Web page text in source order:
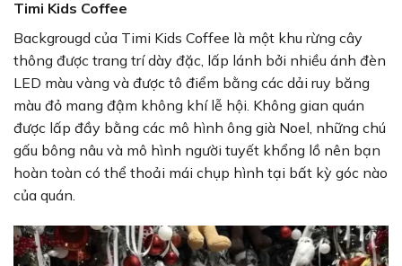
Timi Kids Coffee
Backgrougd của Timi Kids Coffee là một khu rừng cây
thông được trang trí dày đặc, lấp lánh bởi nhiều ánh đèn
LED màu vàng và được tô điểm bằng các dải ruy băng
màu đỏ mang đậm không khí lễ hội. Không gian quán
được lấp đầy bằng các mô hình ông già Noel, những chú
gấu bông nâu và mô hình người tuyết khổng lồ nên bạn
hoàn toàn có thể thoải mái chụp hình tại bất kỳ góc nào
của quán.